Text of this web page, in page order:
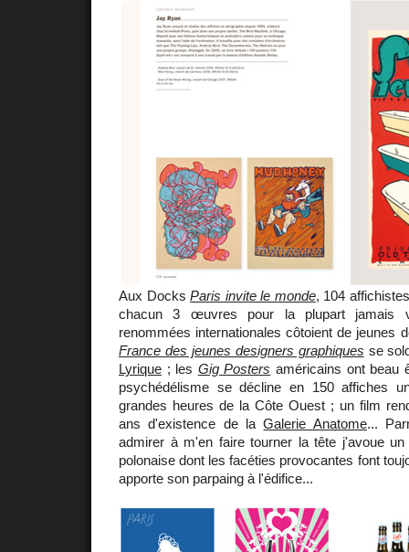
Aux DocksParis invite le monde, 104
chacun 3 œuvres pour la plupart jamais
renommées internationales côtoient de jeunes
France des jeunes designers graphiques se
Lyrique ; les Gig Posters américains ont beau
psychédélisme se décline en 150 affiches
grandes heures de la Côte Ouest ; un film
ans d'existence de laGalerie Anatome...
admirer à m'en faire tourner la tête j'avoue
polonaise dont les facéties provocantes font
apporte son parpaing à l'édifice...